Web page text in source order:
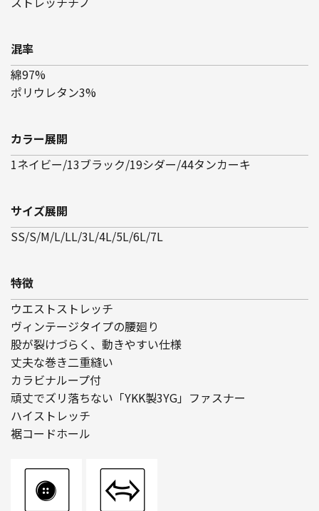
混率
綿97%
ポリウレタン3%
カラー展開
1ネイビー/13ブラック/19シダー/44タンカーキ
サイズ展開
SS/S/M/L/LL/3L/4L/5L/6L/7L
特徴
ウエストストレッチ
ヴィンテージタイプの腰廻り
股が裂けづらく、動きやすい仕様
丈夫な巻き二重縫い
カラビナループ付
頑丈でズリ落ちない「YKK製3YG」ファスナー
ハイストレッチ
裾コードホール